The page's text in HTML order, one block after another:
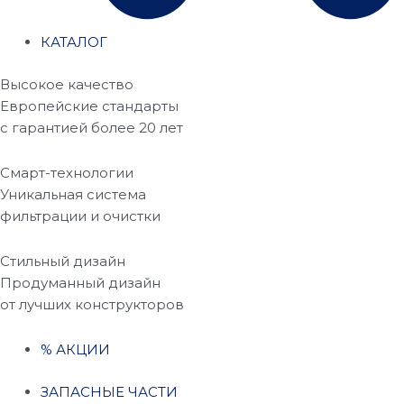
КАТАЛОГ
Высокое качество
Европейские стандарты
с гарантией более 20 лет
Смарт-технологии
Уникальная система
фильтрации и очистки
Стильный дизайн
Продуманный дизайн
от лучших конструкторов
% АКЦИИ
ЗАПАСНЫЕ ЧАСТИ